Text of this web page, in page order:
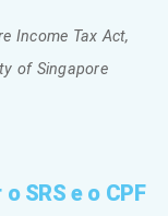
Income Tax Act,
of Singapore
SRS e o CPF